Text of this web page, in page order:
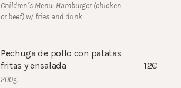
Children´s Menu: Hamburger (chicken
or beef) w/ fries and drink
Pechuga de pollo con patatas
fritas y ensalada
200g.
12€